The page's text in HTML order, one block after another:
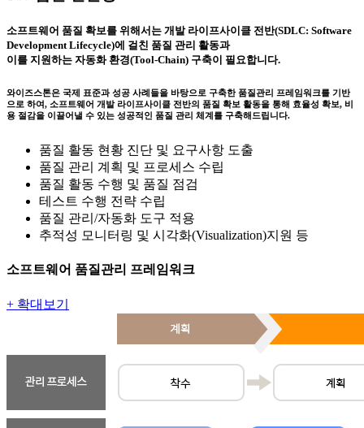
소프트웨어 품질 확보를 위해서는 개발 라이프사이클 전반(SDLC: Software
Development Lifecycle)에 걸친 품질 관리 활동과
이를 지원하는 자동화 환경(Tool-Chain) 구축이 필요합니다.
와이즈스톤은 국제 표준과 성공 사례들을 바탕으로 구축한 품질관리 프레임워크를 기반
으로 하여, 소프트웨어 개발 라이프사이클 전반의 품질 확보 활동을 통해 효율성 확보, 비
용 절감을 이끌어낼 수 있는 성공적인 품질 관리 체계를 구축해드립니다.
품질 활동 현황 진단 및 요구사항 도출
품질 관리 계획 및 프로세스 수립
품질 활동 수행 및 품질 점검
테스트 수행 전략 수립
품질 관리/자동화 도구 적용
추적성 모니터링 및 시각화(Visualization)지원 등
소프트웨어 품질관리 프레임워크
+ 확대보기